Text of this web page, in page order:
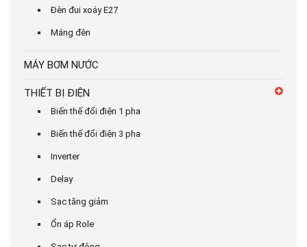
Đèn đui xoáy E27
Máng đèn
MÁY BƠM NƯỚC
THIẾT BỊ ĐIỆN
Biến thế đổi điện 1 pha
Biến thế đổi điện 3 pha
Inverter
Delay
Sạc tăng giảm
Ổn áp Role